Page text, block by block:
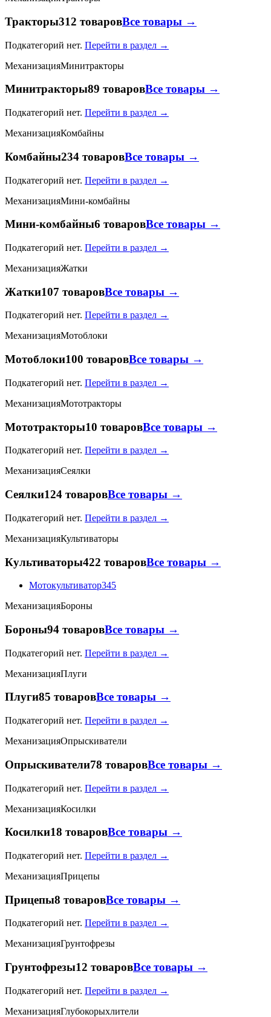
Тракторы312 товаровВсе товары →
Подкатегорий нет. Перейти в раздел →
МеханизацияМинитракторы
Минитракторы89 товаровВсе товары →
Подкатегорий нет. Перейти в раздел →
МеханизацияКомбайны
Комбайны234 товаровВсе товары →
Подкатегорий нет. Перейти в раздел →
МеханизацияМини-комбайны
Мини-комбайны6 товаровВсе товары →
Подкатегорий нет. Перейти в раздел →
МеханизацияЖатки
Жатки107 товаровВсе товары →
Подкатегорий нет. Перейти в раздел →
МеханизацияМотоблоки
Мотоблоки100 товаровВсе товары →
Подкатегорий нет. Перейти в раздел →
МеханизацияМототракторы
Мототракторы10 товаровВсе товары →
Подкатегорий нет. Перейти в раздел →
МеханизацияСеялки
Сеялки124 товаровВсе товары →
Подкатегорий нет. Перейти в раздел →
МеханизацияКультиваторы
Культиваторы422 товаровВсе товары →
Мотокультиватор345
МеханизацияБороны
Бороны94 товаровВсе товары →
Подкатегорий нет. Перейти в раздел →
МеханизацияПлуги
Плуги85 товаровВсе товары →
Подкатегорий нет. Перейти в раздел →
МеханизацияОпрыскиватели
Опрыскиватели78 товаровВсе товары →
Подкатегорий нет. Перейти в раздел →
МеханизацияКосилки
Косилки18 товаровВсе товары →
Подкатегорий нет. Перейти в раздел →
МеханизацияПрицепы
Прицепы8 товаровВсе товары →
Подкатегорий нет. Перейти в раздел →
МеханизацияГрунтофрезы
Грунтофрезы12 товаровВсе товары →
Подкатегорий нет. Перейти в раздел →
МеханизацияГлубокорыхлители